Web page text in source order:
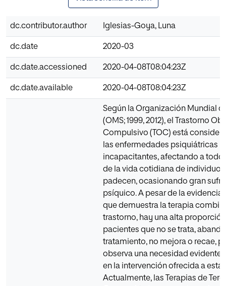
dc.contributor.author Iglesias-Goya, Luna
dc.date 2020-03
dc.date.accessioned 2020-04-08T08:04:23Z
dc.date.available 2020-04-08T08:04:23Z
Según la Organización Mundial
(OMS; 1999, 2012), el Trastorno
Compulsivo (TOC) está
las enfermedades psiquiátricas
incapacitantes, afectando a
de la vida cotidiana de
padecen, ocasionando gran
psíquico. A pesar de la evidencia
que demuestra la terapia
trastorno, hay una alta
pacientes que no se trata,
tratamiento, no mejora o recae,
observa una necesidad evidente
en la intervención ofrecida a
Actualmente, las Terapias de